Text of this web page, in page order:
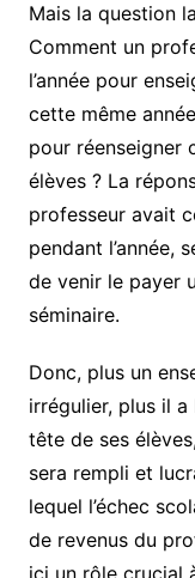
Mais la question
Comment un
l’année pour
cette même
pour réenseigner
élèves ? La
professeur avait
pendant l’année,
de venir le payer
séminaire.
Donc, plus un
irrégulier, plus il a
tête de ses
sera rempli et
lequel l’échec
de revenus du